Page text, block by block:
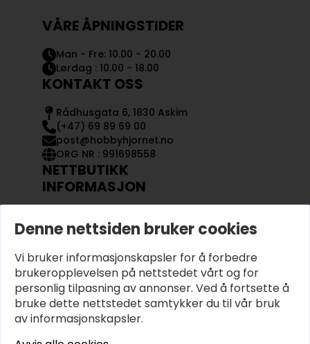
VÅRE ÅPNINGSTIDER
Man - Fre: 10.00 - 20.00
Lørdag : 10.00 - 18.00
KONTAKT OSS
Rådhusgata 6, 1830 Askim
(+47) 69 89 69 00
post@hobbyhjornet.no
ORG NR : 991698558
NETTBUTIKK
INFORMASJON
OM OSS
KJØPSVILKÅR OG BETINGELSER
PERSONVERN
Denne nettsiden bruker cookies
Vi bruker informasjonskapsler for å forbedre
brukeropplevelsen på nettstedet vårt og for
personlig tilpasning av annonser. Ved å fortsette å
bruke dette nettstedet samtykker du til vår bruk
av informasjonskapsler.